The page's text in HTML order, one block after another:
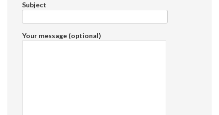
Subject
Your message (optional)